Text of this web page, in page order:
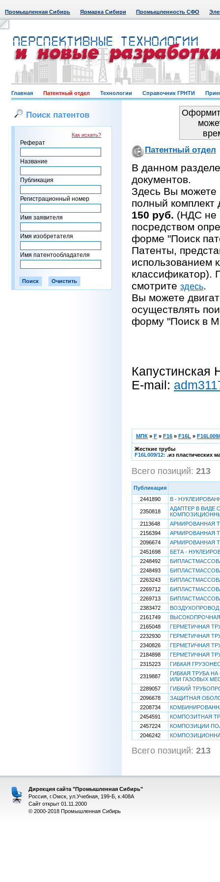
Промышленная Сибирь Ярмарка Сибири Промышленность СФО
Главная Патентный отдел Технологии Справочник ГРНТИ
Поиск патентов
Как искать?
Реферат
Название
Публикация
Регистрационный номер
Имя заявителя
Имя изобретателя
Имя патентообладателя
Патентный отдел
В данном
документов.
Здесь Вы можете
полный комплект
150 руб. (НДС не
посредством
форме "Поиск
Патенты,
использованием
классификатор).
смотрите здесь.
Вы можете
осуществлять
форму "Поиск в
Капустинская
E-mail:
МПК » F » F16 » F16L »
Жесткие трубы
F16L009/12: .из пластических
Всего позиций: 213
Публикация
2441890
B -
2350818
АДАПТЕР В ВИДЕ
2113648
АРМИРОВАННАЯ
2156394
АРМИРОВАННАЯ
2096674
АРМИРОВАННАЯ
2451698
БЕТА -
2248492
2248493
2263243
2269712
2269713
2383472
2161749
ВЫСОКОПРОЧНАЯ
2165048
ГЕРМЕТИЧНАЯ
2232930
ГЕРМЕТИЧНАЯ
2340826
ГЕРМЕТИЧНАЯ
2184898
ГЕРМЕТИЧНАЯ
2315223
ГИБКАЯ
2319887
ГИБКАЯ ТРУБА
ИЛИ ГАЗОВЫХ
2289057
ГИБКИЙ
2096678
ЗАЩИТНАЯ
2208734
2454591
КОМПОЗИТНАЯ
2457224
КОМПОЗИЦИИ
2046242
Всего позиций: 213
Дирекция сайта "Промышленная Сибирь"
Россия, г.Омск, ул.Учебная, 199-Б, к.408А
Сайт открыт 01.11.2000
© 2000-2018 Промышленная Сибирь